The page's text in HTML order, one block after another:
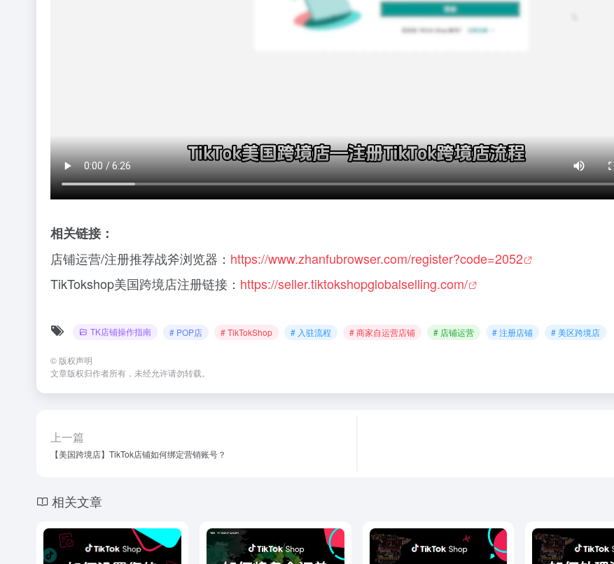
相关链接：
店铺运营/注册推荐战斧浏览器： https://www.zhanfubrowser.com/register?code=2052
TikTokshop美国跨境店注册链接： https://seller.tiktokshopglobalselling.com/
TK店铺操作指南 # POP店 # TikTokShop # 入驻流程 # 商家自运营店铺 # 店铺运营 # 注册店铺 # 美区跨境店
© 版权声明
文章版权归作者所有，未经允许请勿转载。
上一篇
【美国跨境店】TikTok店铺如何绑定营销账号？
相关文章